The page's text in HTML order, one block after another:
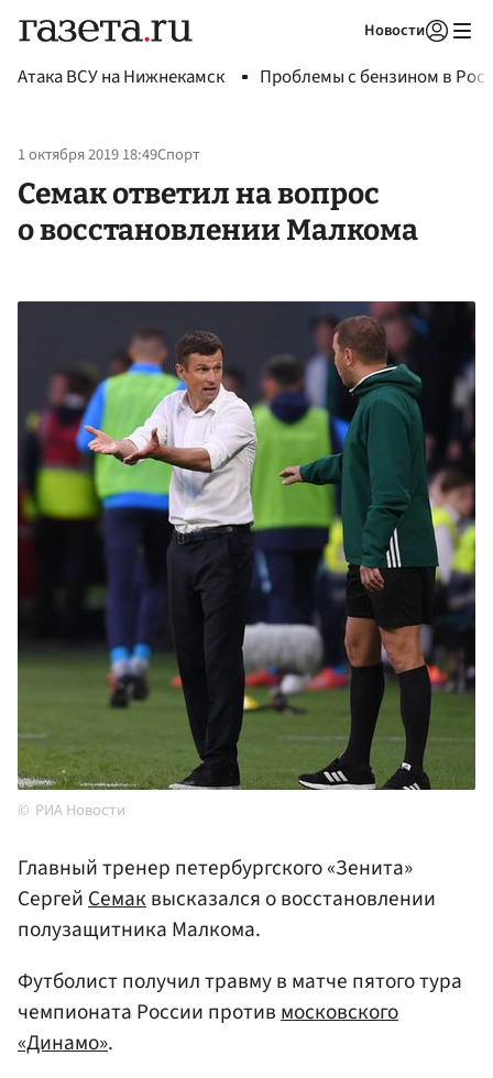
Новости
Атака ВСУ на Нижнекамск Проблемы с бензином в
1 октября 2019 18:49Спорт
Семак ответил на вопрос
о восстановлении Малкома
РИА Новости
Главный тренер петербургского «Зенита»
СергейСемаквысказался о восстановлении
полузащитника Малкома.
Футболист получил травму в матче пятого тура
чемпионата России противмосковского
«Динамо».